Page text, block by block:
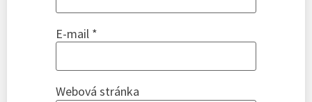
E-mail *
Webová stránka